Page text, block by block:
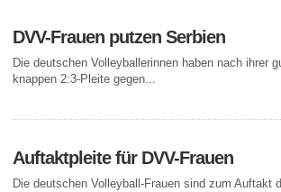
DVV-Frauen putzen Serbien
Die deutschen Volleyballerinnen haben nach ihrer
knappen 2:3-Pleite gegen...
Auftaktpleite für DVV-Frauen
Die deutschen Volleyball-Frauen sind zum Auftakt